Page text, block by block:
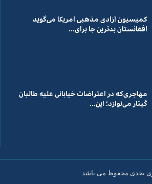
کمیسیون آزادی مذهبی امریکا می‌گوید
افغانستان بدترین جا برای...
مهاجری‌که در اعتراضات خیابانی علیه طالبان
گیتار می‌نوازد؛ این...
بخدی محفوظ می باشد